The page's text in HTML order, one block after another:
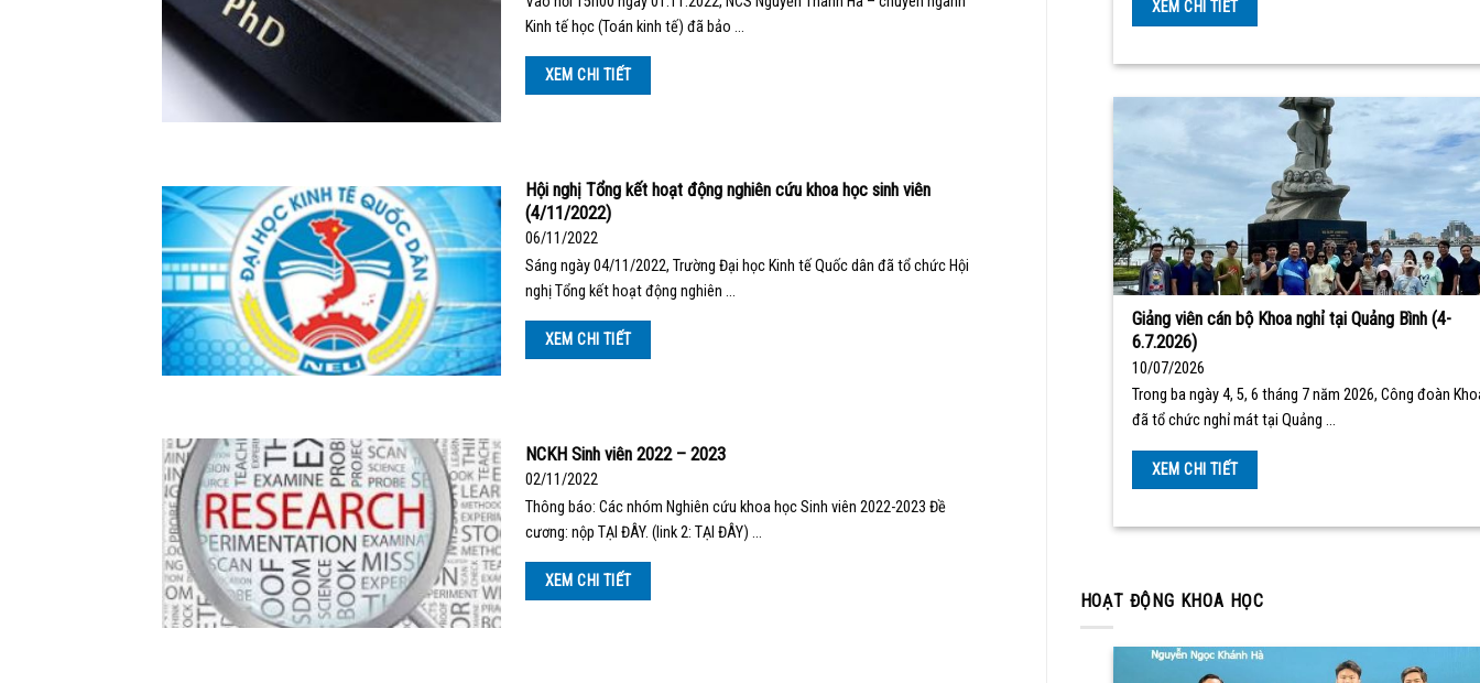
Kinh tế học (Toán kinh tế) đã bảo …
XEM CHI TIẾT
Hội nghị Tổng kết hoạt động nghiên cứu khoa học sinh viên
(4/11/2022)
06/11/2022
Sáng ngày 04/11/2022, Trường Đại học Kinh tế Quốc dân đã tổ chức Hội
nghị Tổng kết hoạt động nghiên …
XEM CHI TIẾT
NCKH Sinh viên 2022 – 2023
02/11/2022
Thông báo: Các nhóm Nghiên cứu khoa học Sinh viên 2022-2023 Đề
cương: nộp TẠI ĐÂY. (link 2: TẠI ĐÂY) …
XEM CHI TIẾT
XEM CHI TIẾT
Giảng viên cán bộ Khoa nghỉ tại Quảng Bình (4-
6.7.2026)
10/07/2026
Trong ba ngày 4, 5, 6 tháng 7 năm 2026, Công đoàn
đã tổ chức nghỉ mát tại Quảng …
XEM CHI TIẾT
HOẠT ĐỘNG KHOA HỌC